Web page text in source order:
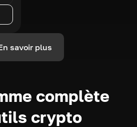
savoir plus
complète
crypto